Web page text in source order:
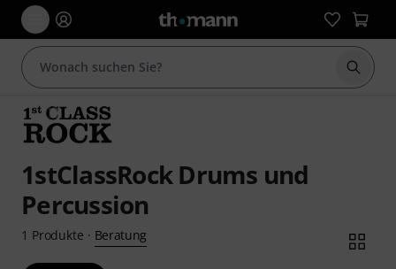
Suche
1stClassRock Drums und
Percussion
1 Produkte · Beratung